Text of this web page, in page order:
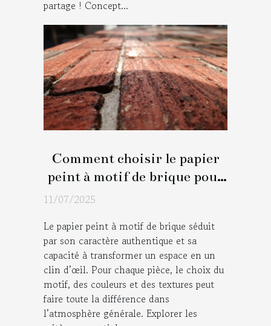
partage ! Concept...
Comment choisir le papier
peint à motif de brique pour
chaque pièce ?
11/07/2025
Le papier peint à motif de brique séduit
par son caractère authentique et sa
capacité à transformer un espace en un
clin d’œil. Pour chaque pièce, le choix du
motif, des couleurs et des textures peut
faire toute la différence dans
l’atmosphère générale. Explorer les